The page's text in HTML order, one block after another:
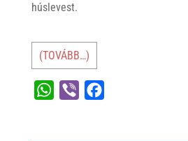
húslevest.
(TOVÁBB…)